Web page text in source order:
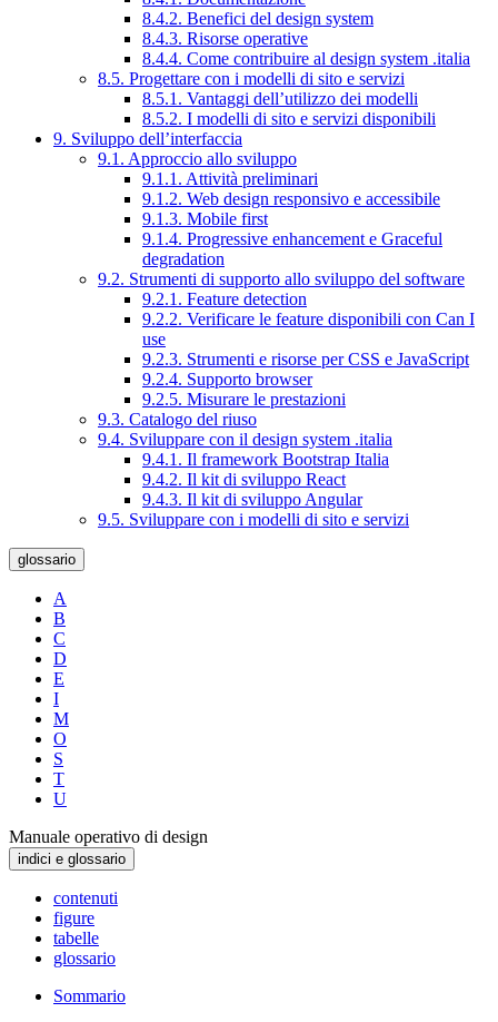
8.4.2. Benefici del design system
8.4.3. Risorse operative
8.4.4. Come contribuire al design system .italia
8.5. Progettare con i modelli di sito e servizi
8.5.1. Vantaggi dell’utilizzo dei modelli
8.5.2. I modelli di sito e servizi disponibili
9. Sviluppo dell’interfaccia
9.1. Approccio allo sviluppo
9.1.1. Attività preliminari
9.1.2. Web design responsivo e accessibile
9.1.3. Mobile first
9.1.4. Progressive enhancement e Graceful
degradation
9.2. Strumenti di supporto allo sviluppo del software
9.2.1. Feature detection
9.2.2. Verificare le feature disponibili con Can I
use
9.2.3. Strumenti e risorse per CSS e JavaScript
9.2.4. Supporto browser
9.2.5. Misurare le prestazioni
9.3. Catalogo del riuso
9.4. Sviluppare con il design system .italia
9.4.1. Il framework Bootstrap Italia
9.4.2. Il kit di sviluppo React
9.4.3. Il kit di sviluppo Angular
9.5. Sviluppare con i modelli di sito e servizi
glossario
A
B
C
D
E
I
M
O
S
T
U
Manuale operativo di design
indici e glossario
contenuti
figure
tabelle
glossario
Sommario